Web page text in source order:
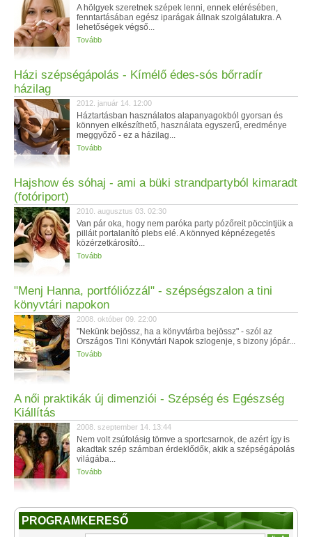
A hölgyek szeretnek szépek lenni, ennek elérésében,
fenntartásában egész iparágak állnak szolgálatukra. A
lehetőségek végső...
Tovább
Házi szépségápolás - Kímélő édes-sós bőrradír
házilag
2012. január 14. 12:00
Háztartásban használatos alapanyagokból gyorsan és
könnyen elkészíthető, használata egyszerű, eredménye
meggyőző - ez a házilag...
Tovább
Hajshow és sóhaj - ami a büki strandpartyból kimaradt
(fotóriport)
2010. augusztus 03. 02:30
Van pár oka, hogy nem paróka party pózőreit pöccintjük a
pilláit portalanító plebs elé. A könnyed képnézegetés
közérzetkárosító...
Tovább
"Menj Hanna, portfóliózzál" - szépségszalon a tini
könyvtári napokon
2008. október 09. 22:00
"Nekünk bejössz, ha a könyvtárba bejössz" - szól az
Országos Tini Könyvtári Napok szlogenje, s bizony jópár...
Tovább
A női praktikák új dimenziói - Szépség és Egészség
Kiállítás
2008. szeptember 14. 13:44
Nem volt zsúfolásig tömve a sportcsarnok, de azért így is
akadtak szép számban érdeklődők, akik a szépségápolás
világába...
Tovább
PROGRAMKERESŐ